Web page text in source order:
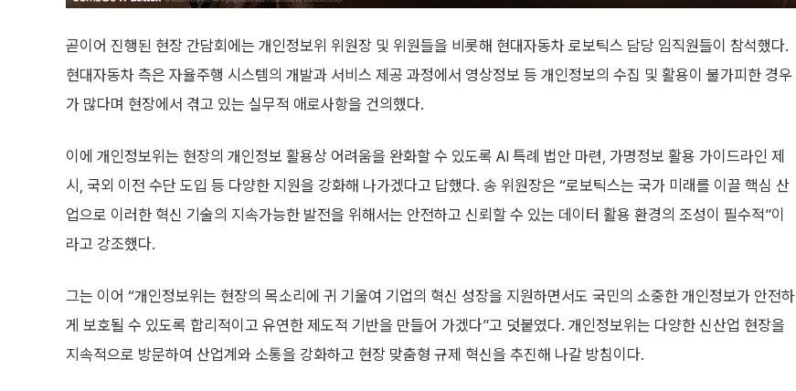
곧이어 진행된 현장 간담회에는 개인정보위 위원장 및 위원들을 비롯해 현대자동차 로보틱스 담당 임직원들이 참석했다.
현대자동차 측은 자율주행 시스템의 개발과 서비스 제공 과정에서 영상정보 등 개인정보의 수집 및 활용이 불가피한 경우
가 많다며 현장에서 겪고 있는 실무적 애로사항을 건의했다.
이에 개인정보위는 현장의 개인정보 활용상 어려움을 완화할 수 있도록 AI 특례 법안 마련, 가명정보 활용 가이드라인 제
시, 국외 이전 수단 도입 등 다양한 지원을 강화해 나가겠다고 답했다. 송 위원장은 “로보틱스는 국가 미래를 이끌 핵심 산
업으로 이러한 혁신 기술의 지속가능한 발전을 위해서는 안전하고 신뢰할 수 있는 데이터 활용 환경의 조성이 필수적”이
라고 강조했다.
그는 이어 “개인정보위는 현장의 목소리에 귀 기울여 기업의 혁신 성장을 지원하면서도 국민의 소중한 개인정보가 안전하
게 보호될 수 있도록 합리적이고 유연한 제도적 기반을 만들어 가겠다”고 덧붙였다. 개인정보위는 다양한 신산업 현장을
지속적으로 방문하여 산업계와 소통을 강화하고 현장 맞춤형 규제 혁신을 추진해 나갈 방침이다.